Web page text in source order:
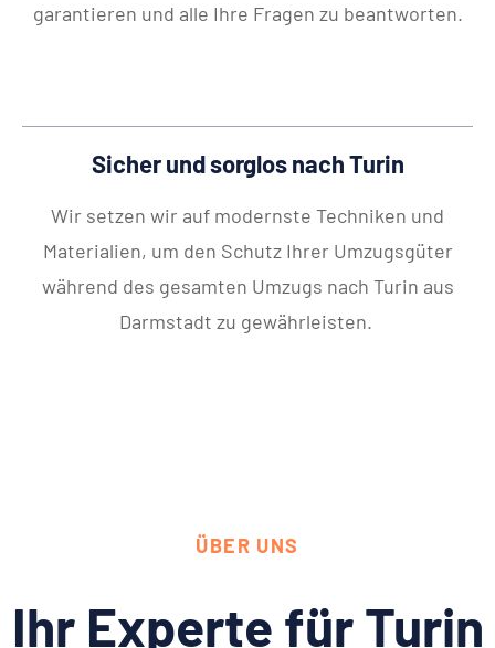
garantieren und alle Ihre Fragen zu beantworten.
Sicher und sorglos nach Turin
Wir setzen wir auf modernste Techniken und
Materialien, um den Schutz Ihrer Umzugsgüter
während des gesamten Umzugs nach Turin aus
Darmstadt zu gewährleisten.
ÜBER UNS
Ihr Experte für Turin